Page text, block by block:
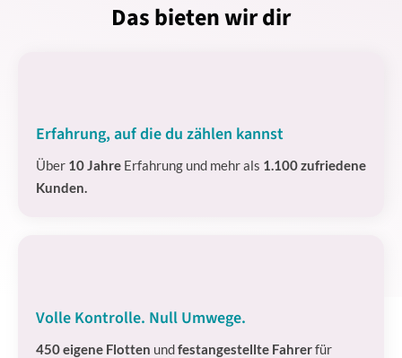
Das bieten wir dir
Erfahrung, auf die du zählen kannst
Über 10 Jahre Erfahrung und mehr als 1.100 zufriedene
Kunden.
Volle Kontrolle. Null Umwege.
450 eigene Flotten undfestangestellte Fahrerfür